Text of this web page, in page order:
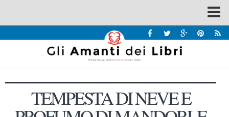
Recensioni
Interviste & Incontri
Bandi
Home
TEMPESTA DI NEVE E